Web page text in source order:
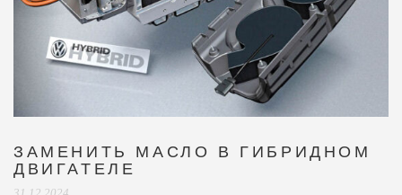
В ГИБРИДНОМ